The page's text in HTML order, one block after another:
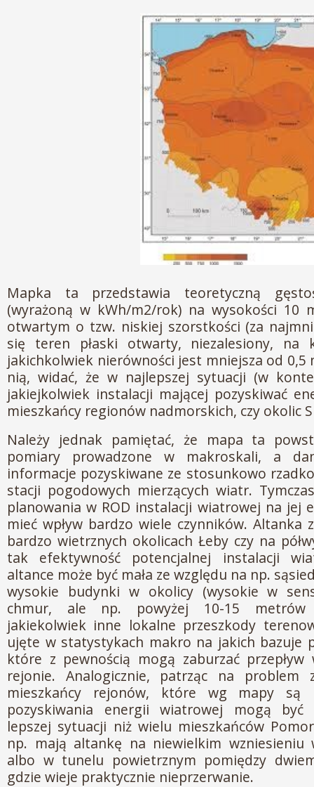
Mapka ta przedstawia teoretyczną
(wyrażoną w kWh/m2/rok) na wysokości 10
otwartym o tzw. niskiej szorstkości (za
się teren płaski otwarty, niezalesiony, na
jakichkolwiek nierówności jest mniejsza od 0,5
nią, widać, że w najlepszej sytuacji (w
jakiejkolwiek instalacji mającej pozyskiwać
mieszkańcy regionów nadmorskich, czy okolic
Należy jednak pamiętać, że mapa ta
pomiary prowadzone w makroskali, a
informacje pozyskiwane ze stosunkowo
stacji pogodowych mierzących wiatr.
planowania w ROD instalacji wiatrowej na jej
mieć wpływ bardzo wiele czynników. Altanka
bardzo wietrznych okolicach Łeby czy na
tak efektywność potencjalnej instalacji
altance może być mała ze względu na np.
wysokie budynki w okolicy (wysokie w
chmur, ale np. powyżej 10-15 metrów
jakiekolwiek inne lokalne przeszkody
ujęte w statystykach makro na jakich bazuje
które z pewnością mogą zaburzać
rejonie. Analogicznie, patrząc na problem
mieszkańcy rejonów, które wg mapy są
pozyskiwania energii wiatrowej mogą być
lepszej sytuacji niż wielu mieszkańców
np. mają altankę na niewielkim wzniesieniu
albo w tunelu powietrznym pomiędzy
gdzie wieje praktycznie nieprzerwanie.